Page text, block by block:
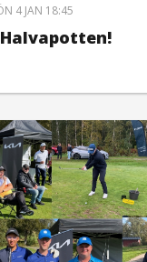
4 JAN 18:45